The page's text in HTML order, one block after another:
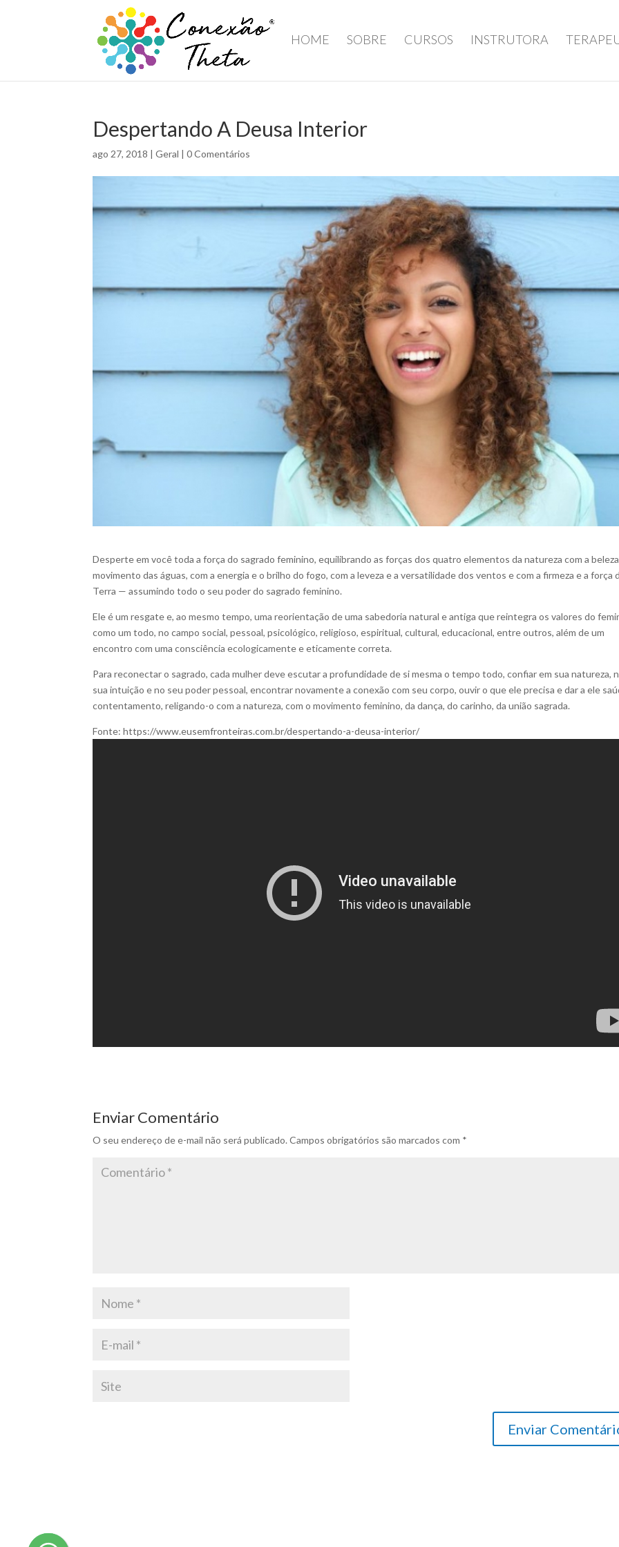
HOME SOBRE CURSOS INSTRUTORA
Despertando A Deusa Interior
ago 27, 2018 |Geral |0 Comentários
Desperte em você toda a força do sagrado feminino, equilibrando as forças dos quatro elementos da natureza com a
movimento das águas, com a energia e o brilho do fogo, com a leveza e a versatilidade dos ventos e com a firmeza e a força
Terra — assumindo todo o seu poder do sagrado feminino.
Ele é um resgate e, ao mesmo tempo, uma reorientação de uma sabedoria natural e antiga que reintegra os valores do
como um todo, no campo social, pessoal, psicológico, religioso, espiritual, cultural, educacional, entre outros, além de um
encontro com uma consciência ecologicamente e eticamente correta.
Para reconectar o sagrado, cada mulher deve escutar a profundidade de si mesma o tempo todo, confiar em sua natureza,
sua intuição e no seu poder pessoal, encontrar novamente a conexão com seu corpo, ouvir o que ele precisa e dar a ele
contentamento, religando-o com a natureza, com o movimento feminino, da dança, do carinho, da união sagrada.
Fonte: https://www.eusemfronteiras.com.br/despertando-a-deusa-interior/
Enviar Comentário
O seu endereço de e-mail não será publicado. Campos obrigatórios são marcados com *